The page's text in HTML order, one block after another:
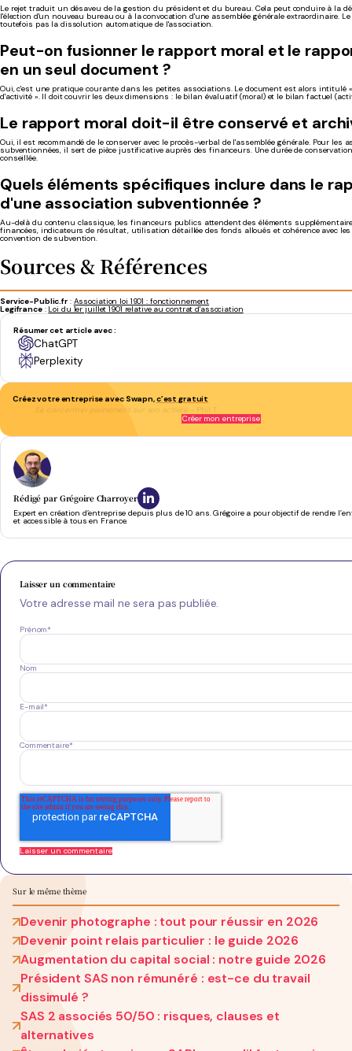
Le rejet traduit un désaveu de la gestion du président et du bureau. Cela peut conduire à la
l'élection d'un nouveau bureau ou à la convocation d'une assemblée générale extraordinaire.
toutefois pas la dissolution automatique de l'association.
Peut-on fusionner le rapport moral et le
en un seul document ?
Oui, c'est une pratique courante dans les petites associations. Le document est alors intitulé
d'activité ». Il doit couvrir les deux dimensions : le bilan évaluatif (moral) et le bilan factuel
Le rapport moral doit-il être conservé et
Oui, il est recommandé de le conserver avec le procès-verbal de l'assemblée générale. Pour les
subventionnées, il sert de pièce justificative auprès des financeurs. Une durée de
conseillée.
Quels éléments spécifiques inclure dans le
d'une association subventionnée ?
Au-delà du contenu classique, les financeurs publics attendent des éléments
financées, indicateurs de résultat, utilisation détaillée des fonds alloués et cohérence avec
convention de subvention.
Sources & Références
Service-Public.fr: Association loi 1901 : fonctionnement
Legifrance: Loi du 1er juillet 1901 relative au contrat d'association
Résumer cet article avec :
ChatGPT
Perplexity
Créez votre entreprise avec Swapn,c’est gratuit
Se concentrer pleinement sur son activité
- Phil T.
Créer mon entreprise
Rédigé par Grégoire Charroyer
Expert en création d’entreprise depuis plus de 10 ans. Grégoire a pour objectif de rendre
et accessible à tous en France.
Laisser un commentaire
Votre adresse mail ne sera pas publiée.
Prénom*
Nom
E-mail*
Commentaire*
Sur le même thème
Devenir photographe : tout pour réussir en 2026
Devenir point relais particulier : le guide 2026
Augmentation du capital social : notre guide 2026
Président SAS non rémunéré : est-ce du travail
dissimulé ?
SAS 2 associés 50/50 : risques, clauses et
alternatives